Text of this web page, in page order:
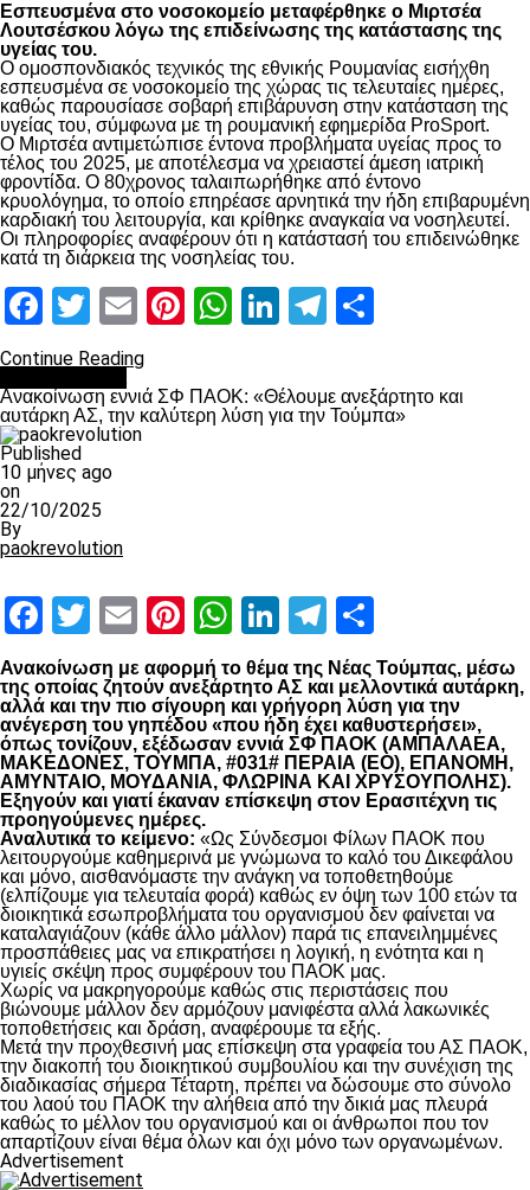
Εσπευσμένα στο νοσοκομείο μεταφέρθηκε ο Μιρτσέα
Λουτσέσκου λόγω της επιδείνωσης της κατάστασης της
υγείας του.
Ο ομοσπονδιακός τεχνικός της εθνικής Ρουμανίας εισήχθη
εσπευσμένα σε νοσοκομείο της χώρας τις τελευταίες ημέρες,
καθώς παρουσίασε σοβαρή επιβάρυνση στην κατάσταση της
υγείας του, σύμφωνα με τη ρουμανική εφημερίδα ProSport.
Ο Μιρτσέα αντιμετώπισε έντονα προβλήματα υγείας προς το
τέλος του 2025, με αποτέλεσμα να χρειαστεί άμεση ιατρική
φροντίδα. Ο 80χρονος ταλαιπωρήθηκε από έντονο
κρυολόγημα, το οποίο επηρέασε αρνητικά την ήδη επιβαρυμένη
καρδιακή του λειτουργία, και κρίθηκε αναγκαία να νοσηλευτεί.
Οι πληροφορίες αναφέρουν ότι η κατάστασή του επιδεινώθηκε
κατά τη διάρκεια της νοσηλείας του.
Facebook
Twitter
EmailPinterest
WhatsApp
LinkedIn
Telegram
Continue Reading
Ανακοίνωση εννιά ΣΦ ΠΑΟΚ: «Θέλουμε ανεξάρτητο και
αυτάρκη ΑΣ, την καλύτερη λύση για την Τούμπα»
Published
10 μήνες ago
on
22/10/2025
By
paokrevolution
Facebook
Twitter
EmailPinterest
WhatsApp
LinkedIn
Telegram
Ανακοίνωση με αφορμή το θέμα της Νέας Τούμπας, μέσω
της οποίας ζητούν ανεξάρτητο ΑΣ και μελλοντικά αυτάρκη,
αλλά και την πιο σίγουρη και γρήγορη λύση για την
ανέγερση του γηπέδου «που ήδη έχει καθυστερήσει»,
όπως τονίζουν, εξέδωσαν εννιά ΣΦ ΠΑΟΚ (ΑΜΠΑΛΑΕΑ,
ΜΑΚΕΔΟΝΕΣ, ΤΟΥΜΠΑ, #031# ΠΕΡΑΙΑ (ΕΟ), ΕΠΑΝΟΜΗ,
ΑΜΥΝΤΑΙΟ, ΜΟΥΔΑΝΙΑ, ΦΛΩΡΙΝΑ ΚΑΙ ΧΡΥΣΟΥΠΟΛΗΣ).
Εξηγούν και γιατί έκαναν επίσκεψη στον Ερασιτέχνη τις
προηγούμενες ημέρες.
Αναλυτικά το κείμενο: «Ως Σύνδεσμοι Φίλων ΠΑΟΚ που
λειτουργούμε καθημερινά με γνώμωνα το καλό του Δικεφάλου
και μόνο, αισθανόμαστε την ανάγκη να τοποθετηθούμε
(ελπίζουμε για τελευταία φορά) καθώς εν όψη των 100 ετών τα
διοικητικά εσωπροβλήματα του οργανισμού δεν φαίνεται να
καταλαγιάζουν (κάθε άλλο μάλλον) παρά τις επανειλημμένες
προσπάθειες μας να επικρατήσει η λογική, η ενότητα και η
υγιείς σκέψη προς συμφέρουν του ΠΑΟΚ μας.
Χωρίς να μακρηγορούμε καθώς στις περιστάσεις που
βιώνουμε μάλλον δεν αρμόζουν μανιφέστα αλλά λακωνικές
τοποθετήσεις και δράση, αναφέρουμε τα εξής.
Μετά την προχθεσινή μας επίσκεψη στα γραφεία του ΑΣ ΠΑΟΚ,
την διακοπή του διοικητικού συμβουλίου και την συνέχιση της
διαδικασίας σήμερα Τέταρτη, πρέπει να δώσουμε στο σύνολο
του λαού του ΠΑΟΚ την αλήθεια από την δικιά μας πλευρά
καθώς το μέλλον του οργανισμού και οι άνθρωποι που τον
απαρτίζουν είναι θέμα όλων και όχι μόνο των οργανωμένων.
Advertisement